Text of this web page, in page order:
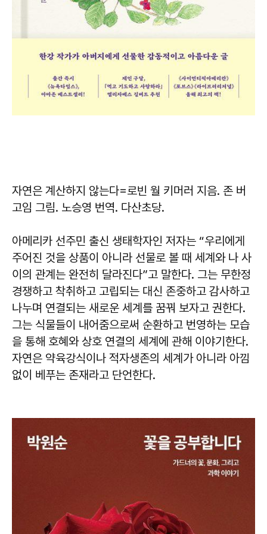
자연은 계산하지 않는다=로빈 월 키머러 지음. 존 버
고임 그림. 노승영 번역. 다산초당.
아메리카 선주민 출신 생태학자인 저자는 “우리에게
주어진 것을 상품이 아니라 선물로 볼 때 세계와 나 사
이의 관계는 완전히 달라진다”고 말한다. 그는 무한정
경쟁하고 착취하고 고립되는 대신 존중하고 감사하고
나누며 연결되는 새로운 세계를 꿈꿔 보자고 권한다.
그는 식물들이 내어줌으로써 순환하고 번영하는 모습
을 통해 호혜와 상호 연결의 세계에 관해 이야기한다.
자연은 약육강식이나 적자생존의 세계가 아니라 아낌
없이 베푸는 존재라고 단언한다.